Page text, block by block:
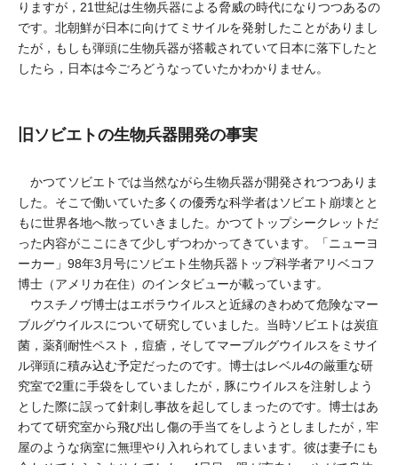
りますが，21世紀は生物兵器による脅威の時代になりつつあるの
です。北朝鮮が日本に向けてミサイルを発射したことがありまし
たが，もしも弾頭に生物兵器が搭載されていて日本に落下したと
したら，日本は今ごろどうなっていたかわかりません。
旧ソビエトの生物兵器開発の事実
かつてソビエトでは当然ながら生物兵器が開発されつつありま
した。そこで働いていた多くの優秀な科学者はソビエト崩壊とと
もに世界各地へ散っていきました。かつてトップシークレットだ
った内容がここにきて少しずつわかってきています。「ニューヨ
ーカー」98年3月号にソビエト生物兵器トップ科学者アリベコフ
博士（アメリカ在住）のインタビューが載っています。
ウスチノヴ博士はエボラウイルスと近縁のきわめて危険なマー
ブルグウイルスについて研究していました。当時ソビエトは炭疽
菌，薬剤耐性ペスト，痘瘡，そしてマーブルグウイルスをミサイ
ル弾頭に積み込む予定だったのです。博士はレベル4の厳重な研
究室で2重に手袋をしていましたが，豚にウイルスを注射しよう
とした際に誤って針刺し事故を起してしまったのです。博士はあ
わてて研究室から飛び出し傷の手当てをしようとしましたが，牢
屋のような病室に無理やり入れられてしまいます。彼は妻子にも